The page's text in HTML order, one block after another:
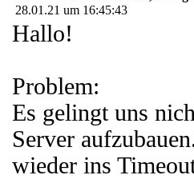
28.01.21 um 16:45:43
Hallo!
Problem:
Es gelingt uns
Server
wieder ins